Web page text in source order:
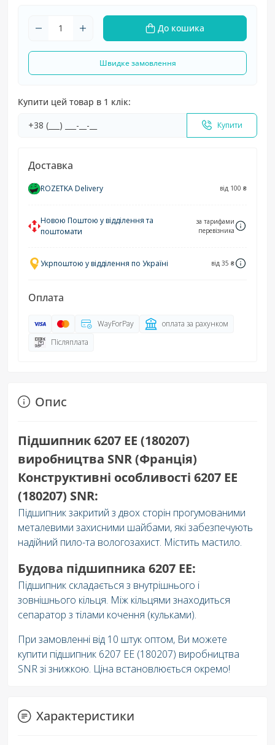
До кошика
Швидке замовлення
Купити цей товар в 1 клік:
Купити
Доставка
ROZETKA Delivery від 100 ₴
Новою Поштою у відділення та
поштомати
за тарифами
перевізника
Укрпоштою у відділення по Україні від 35 ₴
Оплата
WayForPay
оплата за рахунком
Післяплата
Опис
Підшипник 6207 EE (180207)
виробництва SNR (Франція)
Конструктивні особливості 6207 EE
(180207) SNR:
Підшипник закритий з двох сторін прогумованими
металевими захисними шайбами, які забезпечують
надійний пило-та вологозахист. Містить мастило.
Будова підшипника 6207 EE:
Підшипник складається з внутрішнього і
зовнішнього кільця. Між кільцями знаходиться
сепаратор з тілами кочення (кульками).
При замовленні від 10 штук оптом, Ви можете
купити підшипник 6207 EE (180207) виробництва
SNR зі знижкою. Ціна встановлюється окремо!
Характеристики